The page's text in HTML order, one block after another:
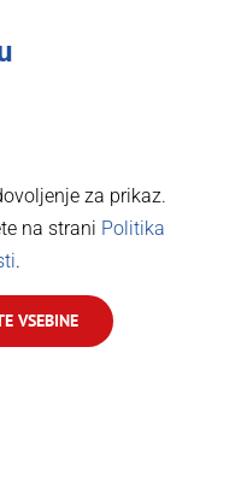
za prikaz.
na strani Politika
.
VSEBINE